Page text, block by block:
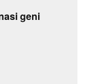
geni